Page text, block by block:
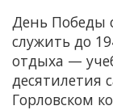
День Победы
служить до
отдыха —
десятилетия
Горловском